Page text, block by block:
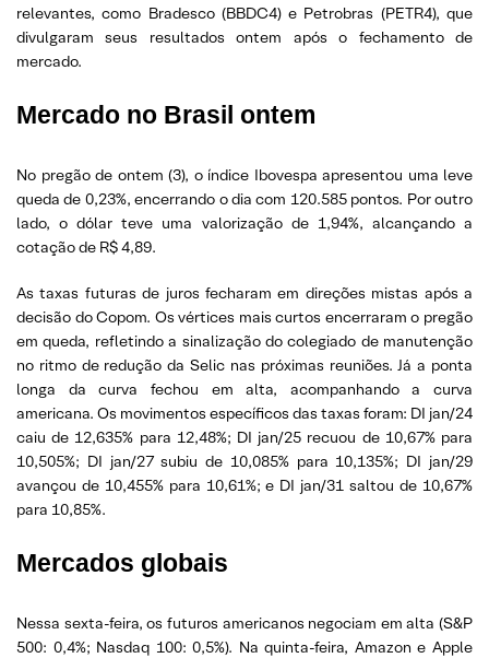
relevantes, como Bradesco (BBDC4) e Petrobras (PETR4), que
divulgaram seus resultados ontem após o fechamento de
mercado.
Mercado no Brasil ontem
No pregão de ontem (3), o índice Ibovespa apresentou uma leve
queda de 0,23%, encerrando o dia com 120.585 pontos. Por outro
lado, o dólar teve uma valorização de 1,94%, alcançando a
cotação de R$ 4,89.
As taxas futuras de juros fecharam em direções mistas após a
decisão do Copom. Os vértices mais curtos encerraram o pregão
em queda, refletindo a sinalização do colegiado de manutenção
no ritmo de redução da Selic nas próximas reuniões. Já a ponta
longa da curva fechou em alta, acompanhando a curva
americana. Os movimentos específicos das taxas foram: DI jan/24
caiu de 12,635% para 12,48%; DI jan/25 recuou de 10,67% para
10,505%; DI jan/27 subiu de 10,085% para 10,135%; DI jan/29
avançou de 10,455% para 10,61%; e DI jan/31 saltou de 10,67%
para 10,85%.
Mercados globais
Nessa sexta-feira, os futuros americanos negociam em alta (S&P
500: 0,4%; Nasdaq 100: 0,5%). Na quinta-feira, Amazon e Apple